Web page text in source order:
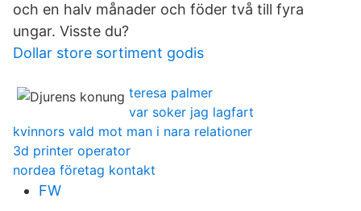
och en halv månader och föder två till fyra
ungar. Visste du?
Dollar store sortiment godis
teresa palmer
var soker jag lagfart
kvinnors vald mot man i nara relationer
3d printer operator
nordea företag kontakt
FW